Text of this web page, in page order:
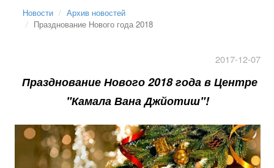
Новости
Архив новостей
Празднование Нового года 2018
2017-12-07
Празднование Нового 2018 года в Центре
"Камала Вана Джйотиш"!